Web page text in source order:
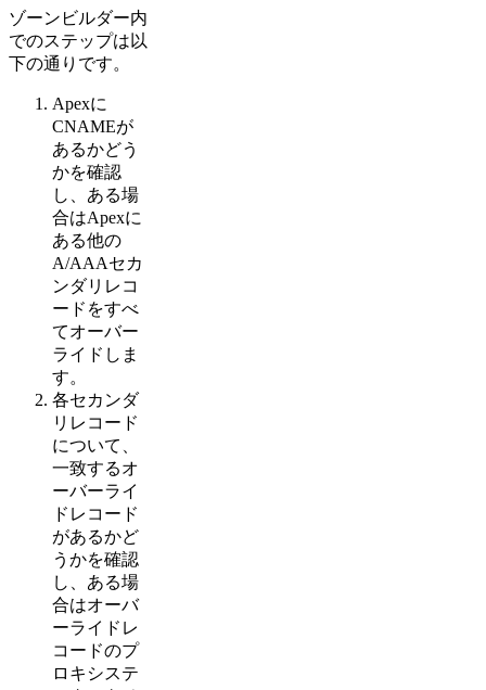
ゾーンビルダー内
でのステップは以
下の通りです。
Apexに
CNAMEが
あるかどう
かを確認
し、ある場
合はApexに
ある他の
A/AAAセカ
ンダリレコ
ードをすべ
てオーバー
ライドしま
す。
各セカンダ
リレコード
について、
一致するオ
ーバーライ
ドレコード
があるかど
うかを確認
し、ある場
合はオーバ
ーライドレ
コードのプ
ロキシステ